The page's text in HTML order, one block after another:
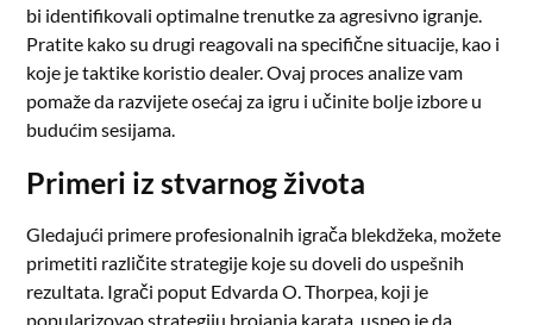
bi identifikovali optimalne trenutke za agresivno igranje.
Pratite kako su drugi reagovali na specifične situacije, kao i
koje je taktike koristio dealer. Ovaj proces analize vam
pomaže da razvijete osećaj za igru i učinite bolje izbore u
budućim sesijama.
Primeri iz stvarnog života
Gledajući primere profesionalnih igrača blekdžeka, možete
primetiti različite strategije koje su doveli do uspešnih
rezultata. Igrači poput Edvarda O. Thorpea, koji je
popularizovao strategiju brojanja karata, uspeo je da